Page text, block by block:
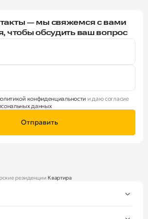
— мы свяжемся с вами
чтобы обсудить ваш вопрос
конфиденциальности и даю согласие
данных
Отправить
резиденции Квартира